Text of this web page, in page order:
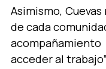
Asimismo,
de cada
acceder al